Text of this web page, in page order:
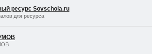
ресурс Sovschola.ru
для ресурса.